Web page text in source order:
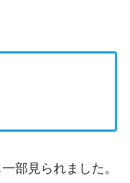
部見られました。